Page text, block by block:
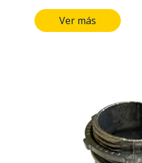
Sus funciones
en la organización
Ver más